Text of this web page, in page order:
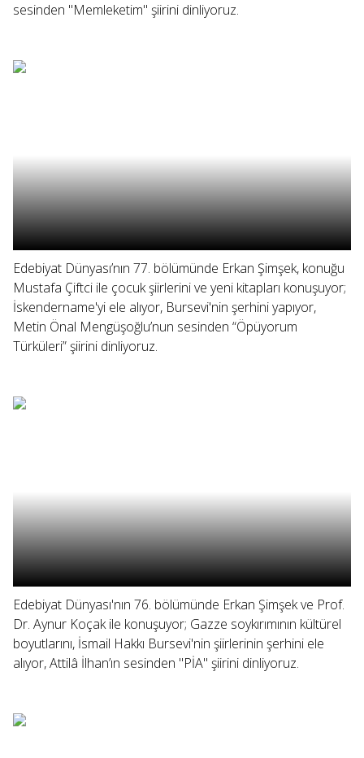
sesinden "Memleketim" şiirini dinliyoruz.
Edebiyat Dünyası’nın 77. bölümünde Erkan Şimşek, konuğu
Mustafa Çiftci ile çocuk şiirlerini ve yeni kitapları konuşuyor;
İskendername'yi ele alıyor, Bursevi'nin şerhini yapıyor,
Metin Önal Mengüşoğlu’nun sesinden “Öpüyorum
Türküleri” şiirini dinliyoruz.
Edebiyat Dünyası'nın 76. bölümünde Erkan Şimşek ve Prof.
Dr. Aynur Koçak ile konuşuyor; Gazze soykırımının kültürel
boyutlarını, İsmail Hakkı Bursevi'nin şiirlerinin şerhini ele
alıyor, Attilâ İlhan’ın sesinden "PİA" şiirini dinliyoruz.